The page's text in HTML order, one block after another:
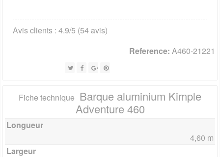
Avis clients : 4.9/5 (54 avis)
Reference: A460-21221
Tweet ShareGoogle+Pinterest
Fiche technique Barque aluminium Kimple
Adventure 460
Longueur
4,60 m
Largeur